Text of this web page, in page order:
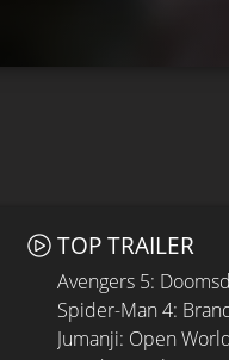
TOP TRAILER
Avengers 5:
Spider-Man 4:
Jumanji: Open World